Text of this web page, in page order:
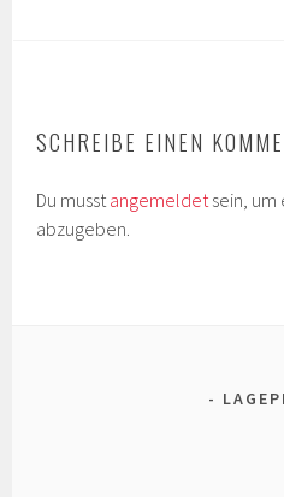
SCHREIBE EINEN
Du musstangemeldetsein, um
abzugeben.